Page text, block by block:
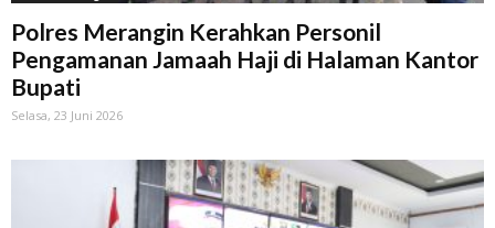
Polres Merangin Kerahkan Personil
Pengamanan Jamaah Haji di Halaman Kantor
Bupati
Selasa, 23 Juni 2026